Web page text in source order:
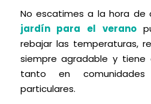
No escatimes a la hora de
jardín para el verano
rebajar las temperaturas,
siempre agradable y tiene
tanto en
particulares.